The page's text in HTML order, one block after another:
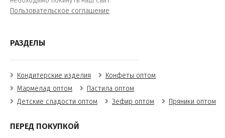
Пользовательское соглашение
РАЗДЕЛЫ
Кондитерские изделия
Конфеты оптом
Мармелад оптом
Пастила оптом
Детские сладости оптом
Зефир оптом Пряники оптом
ПЕРЕД ПОКУПКОЙ